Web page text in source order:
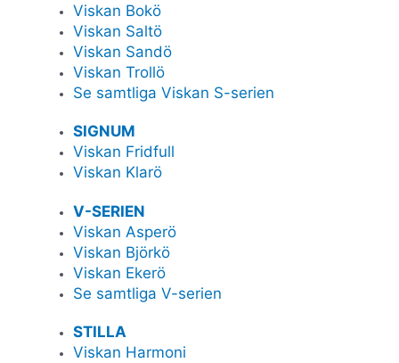
Viskan Bokö
Viskan Saltö
Viskan Sandö
Viskan Trollö
Se samtliga Viskan S-serien
SIGNUM
Viskan Fridfull
Viskan Klarö
V-SERIEN
Viskan Asperö
Viskan Björkö
Viskan Ekerö
Se samtliga V-serien
STILLA
Viskan Harmoni